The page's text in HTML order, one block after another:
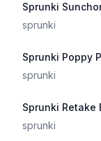
Sprunki
sprunki
Sprunki Poppy
sprunki
Sprunki Retake
sprunki